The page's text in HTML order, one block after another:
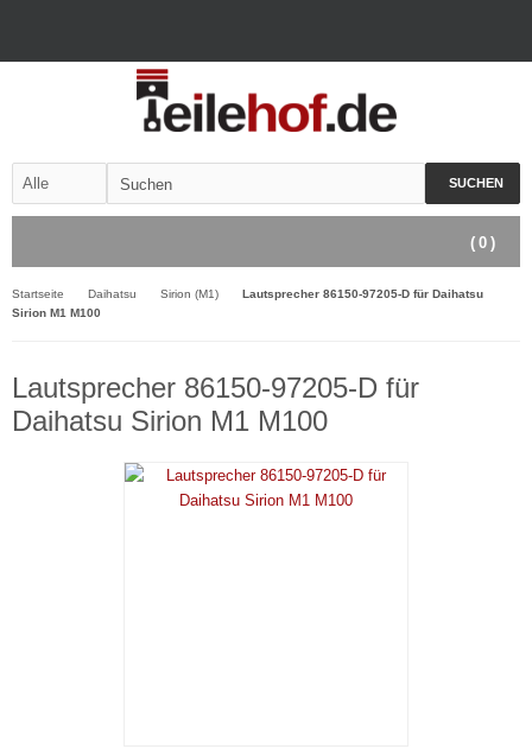
SUCHEN
( 0 )
Startseite Daihatsu Sirion (M1)
Lautsprecher 86150-97205-D für Daihatsu
Sirion M1 M100
Lautsprecher 86150-97205-D für
Daihatsu Sirion M1 M100